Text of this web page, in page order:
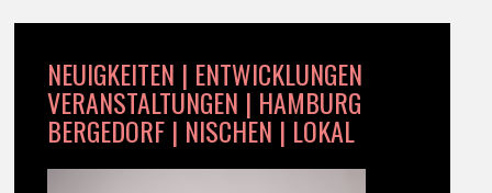
NEUIGKEITEN | ENTWICKLUNGEN
VERANSTALTUNGEN | HAMBURG
BERGEDORF | NISCHEN | LOKAL